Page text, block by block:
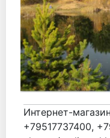
Интернет-
+79517737400,